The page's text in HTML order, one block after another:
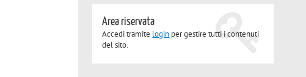
Area riservata
Accedi tramite login per gestire tutti i contenuti
del sito.